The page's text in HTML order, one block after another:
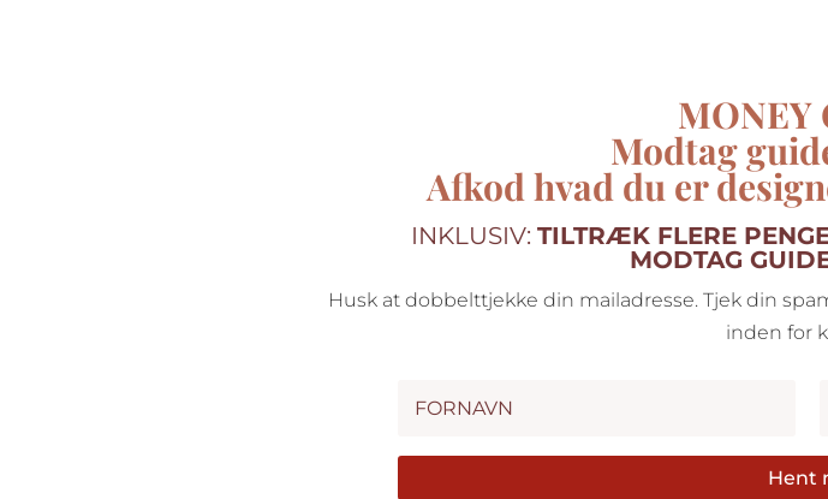
MONEY
Modtag
Afkod hvad du er
INKLUSIV: TILTRÆK FLERE
MODTAG
Husk at dobbelttjekke din mailadresse. Tjek din
inden for
Hent